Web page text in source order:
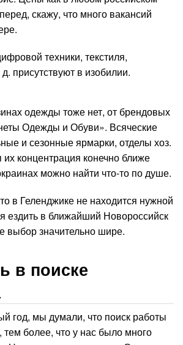
скажу, что много вакансий
техники, текстиля,
присутствуют в изобилии.
одежды тоже нет, от брендовых
Одежды и Обуви». Всяческие
и сезонные ярмарки, отделы хоз.
концентрация конечно ближе
можно найти что-то по душе.
в Геленджике не находится нужной
ездить в ближайший Новороссийск
выбор значительно шире.
в поиске
год, мы думали, что поиск работы
тем более, что у нас было много